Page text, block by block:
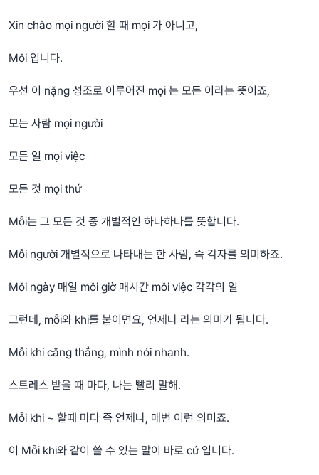
Xin chào mọi người 할 때 mọi 가 아니고,
Mỗi 입니다.
우선 이 nặng 성조로 이루어진 mọi 는 모든 이라는 뜻이죠,
모든 사람 mọi người
모든 일 mọi việc
모든 것 mọi thứ
Mỗi는 그 모든 것 중 개별적인 하나하나를 뜻합니다.
Mỗi người 개별적으로 나타내는 한 사람, 즉 각자를 의미하죠.
Mỗi ngày 매일 mỗi giờ 매시간 mỗi việc 각각의 일
그런데, mỗi와 khi를 붙이면요, 언제나 라는 의미가 됩니다.
Mỗi khi căng thẳng, mình nói nhanh.
스트레스 받을 때 마다, 나는 빨리 말해.
Mỗi khi ~ 할때 마다 즉 언제나, 매번 이런 의미죠.
이 Mỗi khi와 같이 쓸 수 있는 말이 바로 cứ 입니다.